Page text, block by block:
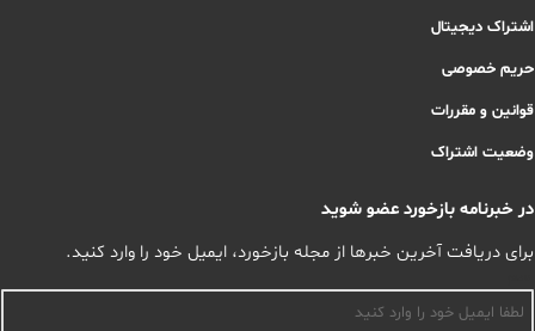
اشتراک دیجیتال
حریم خصوصی
قوانین و مقررات
وضعیت اشتراک
در خبرنامه بازخورد عضو شوید
برای دریافت آخرین خبرها از مجله بازخورد، ایمیل خود را وارد کنید.